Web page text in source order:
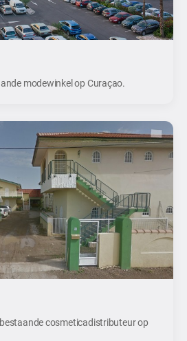
modewinkel op Curaçao.
cosmeticadistributeur op